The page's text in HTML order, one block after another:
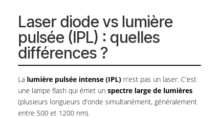
Laser diode vs lumière
pulsée (IPL) : quelles
différences ?
La lumière pulsée intense (IPL) n'est pas un laser. C'est
une lampe flash qui émet unspectre large de lumières
(plusieurs longueurs d'onde simultanément, généralement
entre 500 et 1200 nm).